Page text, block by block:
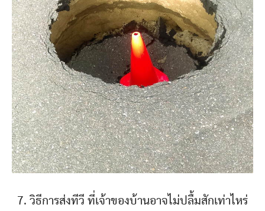
7. วิธีการส่งทีวี ที่เจ้าของบ้านอาจไม่ปลื้มสักเท่าไหร่